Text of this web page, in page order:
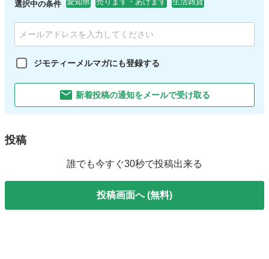
選択中の条件
ジモティーメルマガにも登録する
新着投稿の通知をメールで受け取る
投稿
誰でも今すぐ30秒で投稿出来る
投稿画面へ (無料)